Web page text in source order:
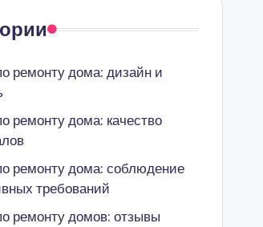
ремонту дома: дизайн и
ремонту дома: качество
ремонту дома: соблюдение
требований
ремонту домов: отзывы